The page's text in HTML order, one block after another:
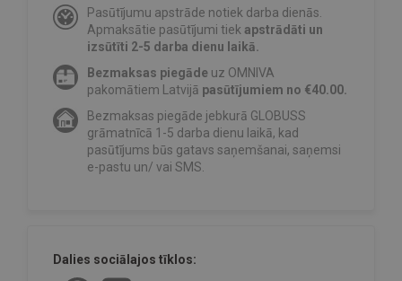
Pasūtījumu apstrāde notiek darba dienās.
Apmaksātie pasūtījumi tiek apstrādāti un
izsūtīti 2-5 darba dienu laikā.
Bezmaksas piegāde uz OMNIVA
pakomātiem Latvijā pasūtījumiem no €40.00.
Bezmaksas piegāde jebkurā GLOBUSS
grāmatnīcā 1-5 darba dienu laikā, kad
pasūtījums būs gatavs saņemšanai, saņemsi
e-pastu un/ vai SMS.
Dalies sociālajos tīklos: